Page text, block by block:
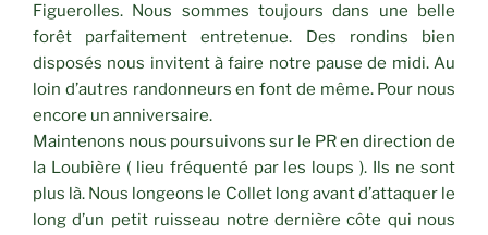
Figuerolles. Nous sommes toujours dans une belle
forêt parfaitement entretenue. Des rondins bien
disposés nous invitent à faire notre pause de midi. Au
loin d’autres randonneurs en font de même. Pour nous
encore un anniversaire.
Maintenons nous poursuivons sur le PR en direction de
la Loubière ( lieu fréquenté par les loups ). Ils ne sont
plus là. Nous longeons le Collet long avant d’attaquer le
long d’un petit ruisseau notre dernière côte qui nous